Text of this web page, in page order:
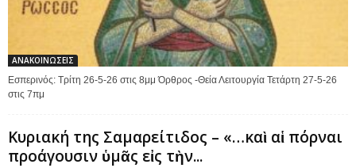
ΑΝΑΚΟΙΝΩΣΕΙΣ
Εσπερινός: Τρίτη 26-5-26 στις 8μμ Όρθρος -Θεία Λειτουργία Τετάρτη 27-5-26
στις 7πμ
Κυριακή της Σαμαρείτιδος – «…καὶ αἱ πόρναι
προάγουσιν ὑμᾶς εἰς τὴν...